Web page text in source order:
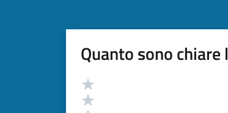
Quanto sono
Valutazione